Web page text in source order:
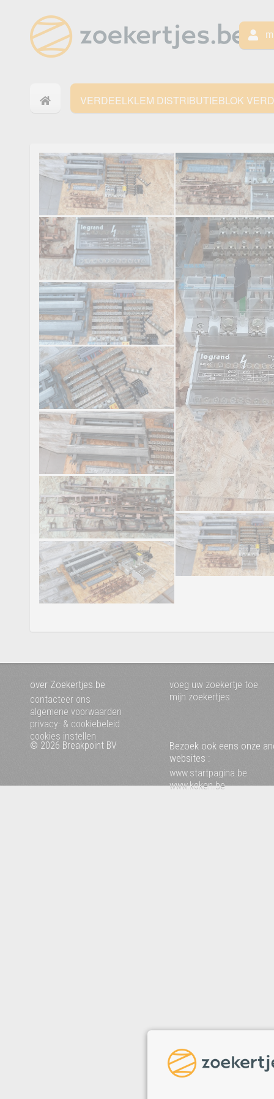
VERDEELKLEM DISTRIBUTIEBLOK
over Zoekertjes.be
contacteer ons
algemene voorwaarden
privacy- & cookiebeleid
cookies instellen
voeg uw zoekertje toe
mijn zoekertjes
© 2026 Breakpoint BV
Bezoek ook eens onze
websites :
www.startpagina.be
www.koken.be